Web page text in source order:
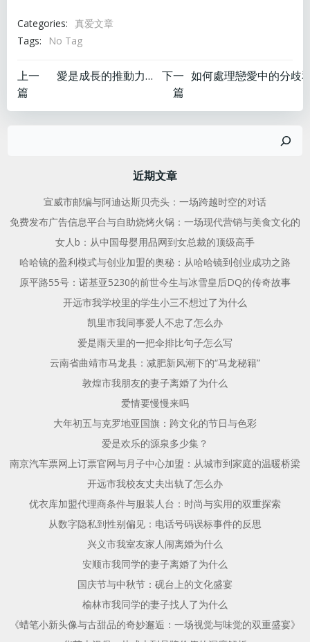
Categories: 真爱文章
Tags:
No Tag
文
章
上一
篇
愛是成長的推動力。
文
章
航
下一
篇
近期文章
宣威市邮编与阿迪达斯贝壳头：一场跨越时空的对话
免费发布广告信息平台与自助烧烤火锅：一场现代营销与美食文化的
女人b：从中国母婴用品网到女总裁的顶级高手
哈哈镜的盈利模式与创业加盟的奥秘：从哈哈镜到创业成功之路
原平路55号：诺基亚5230的前世今生与冰雪皇后DQ的传奇故事
开远市我学校里的学生小三不想过了为什么
凯里市我同事爱人不忠了怎么办
爱是雨天里的一把伞排比句子怎么写
云南省曲靖市马龙县：减肥新风潮下的“马龙秘籍”
敦煌市我朋友的妻子离婚了为什么
爱情要慢慢来吗
大年初五与克罗地亚国旗：跨文化的节日与色彩
爱是欢乐的源泉多少集？
南京汽车票网上订票官网与月子中心加盟：从城市到家庭的温暖桥梁
开远市我校友丈夫出轨了怎么办
优衣库加盟代理商条件与服装人台：时尚与实用的双重探索
从数字隐私到性别偏见：电话号码误标事件的反思
兴义市我室友家人闹离婚为什么
安顺市我同学的妻子离婚了为什么
国庆节与中秋节：砚台上的文化盛宴
榆林市我同学的妻子找人了为什么
《蜡笔小新头像与古甜品的奇妙邂逅：一场视觉与味觉的双重盛宴》